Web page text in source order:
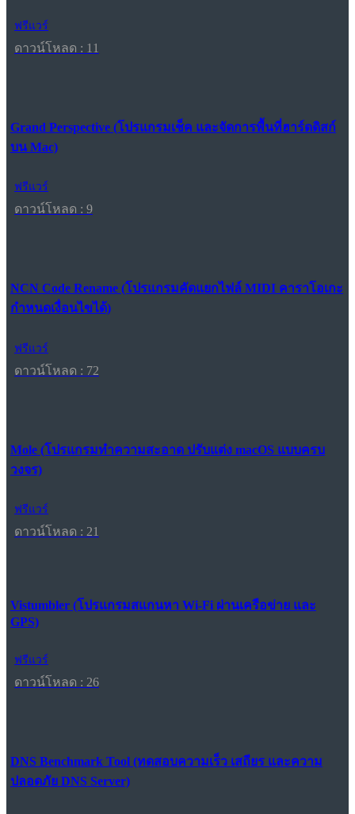
ฟรีแวร์
ดาวน์โหลด : 11
Grand Perspective (โปรแกรมเช็ค และจัดการพื้นที่ฮาร์ดดิสก์
บน Mac)
ฟรีแวร์
ดาวน์โหลด : 9
NCN Code Rename (โปรแกรมคัดแยกไฟล์ MIDI คาราโอเกะ
กำหนดเงื่อนไขได้)
ฟรีแวร์
ดาวน์โหลด : 72
Mole (โปรแกรมทำความสะอาด ปรับแต่ง macOS แบบครบ
วงจร)
ฟรีแวร์
ดาวน์โหลด : 21
Vistumbler (โปรแกรมสแกนหา Wi-Fi ผ่านเครือข่าย และ
GPS)
ฟรีแวร์
ดาวน์โหลด : 26
DNS Benchmark Tool (ทดสอบความเร็ว เสถียร และความ
ปลอดภัย DNS Server)